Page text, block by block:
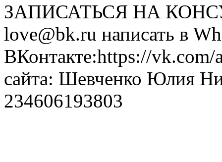
ЗАПИСАТЬСЯ НА
love@bk.ru написать в
ВКонтакте:https://
сайта: Шевченко Юлия
234606193803